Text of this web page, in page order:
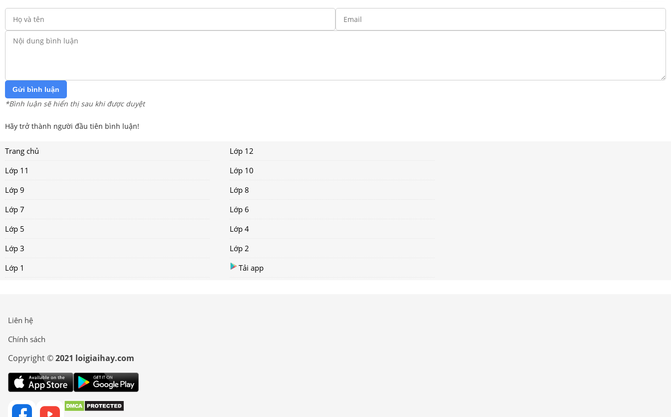
Gửi bình luận
*Bình luận sẽ hiển thị sau khi được duyệt
Hãy trở thành người đầu tiên bình luận!
Trang chủ
Lớp 12
Lớp 11
Lớp 10
Lớp 9
Lớp 8
Lớp 7
Lớp 6
Lớp 5
Lớp 4
Lớp 3
Lớp 2
Lớp 1
Tải app
Liên hệ
Chính sách
Copyright ©2021 loigiaihay.com